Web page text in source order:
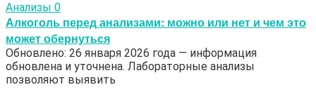
Анализы 0
Алкоголь перед анализами: можно или нет и чем это
может обернуться
Обновлено: 26 января 2026 года — информация
обновлена и уточнена. Лабораторные анализы
позволяют выявить